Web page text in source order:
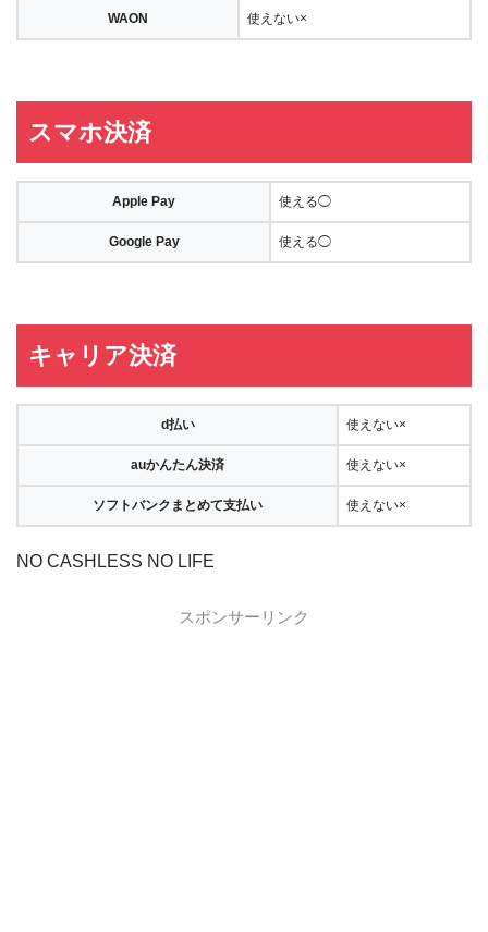
WAON 使えない×
スマホ決済
Apple Pay 使える◯
Google Pay 使える◯
キャリア決済
d払い 使えない×
auかんたん決済 使えない×
ソフトバンクまとめて支払い 使えない×
NO CASHLESS NO LIFE
スポンサーリンク